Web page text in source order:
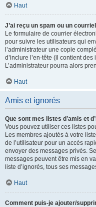
Haut
J’ai reçu un spam ou un
Le formulaire de courrier
pour suivre les utilisateurs qui
l’administrateur une copie
d’inclure l’en-tête (il contient
L’administrateur pourra alors
Haut
Amis et ignorés
Que sont mes listes d’amis et
Vous pouvez utiliser ces listes
Les membres ajoutés à votre
de l’utilisateur pour un accès
envoyer des messages privés.
messages peuvent être mis en
liste d’ignorés, tous ses
Haut
Comment puis-je ajouter/